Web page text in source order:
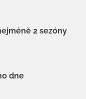
2 sezóny
dne